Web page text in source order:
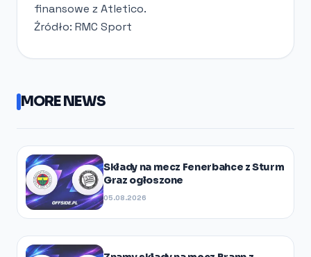
finansowe z Atletico.
Źródło: RMC Sport
MORE NEWS
Składy na mecz Fenerbahce z Sturm
Graz ogłoszone
05.08.2026